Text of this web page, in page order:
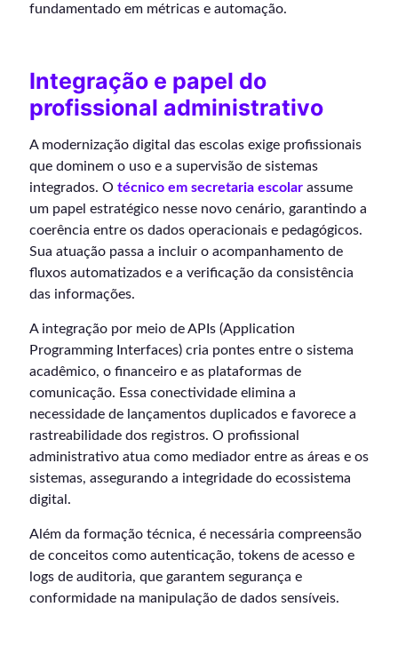
fundamentado em métricas e automação.
Integração e papel do
profissional administrativo
A modernização digital das escolas exige profissionais
que dominem o uso e a supervisão de sistemas
integrados. O técnico em secretaria escolar assume
um papel estratégico nesse novo cenário, garantindo a
coerência entre os dados operacionais e pedagógicos.
Sua atuação passa a incluir o acompanhamento de
fluxos automatizados e a verificação da consistência
das informações.
A integração por meio de APIs (Application
Programming Interfaces) cria pontes entre o sistema
acadêmico, o financeiro e as plataformas de
comunicação. Essa conectividade elimina a
necessidade de lançamentos duplicados e favorece a
rastreabilidade dos registros. O profissional
administrativo atua como mediador entre as áreas e os
sistemas, assegurando a integridade do ecossistema
digital.
Além da formação técnica, é necessária compreensão
de conceitos como autenticação, tokens de acesso e
logs de auditoria, que garantem segurança e
conformidade na manipulação de dados sensíveis.